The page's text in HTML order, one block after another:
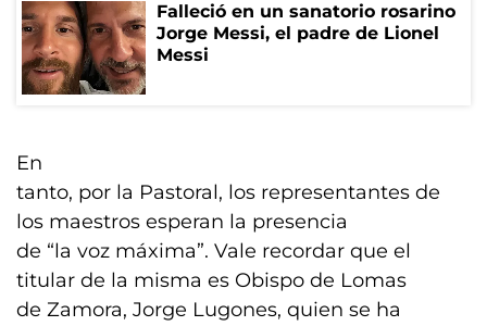
Falleció en un sanatorio rosarino
Jorge Messi, el padre de Lionel
Messi
En
tanto, por la Pastoral, los representantes de
los maestros esperan la presencia
de “la voz máxima”. Vale recordar que el
titular de la misma es Obispo de Lomas
de Zamora, Jorge Lugones, quien se ha